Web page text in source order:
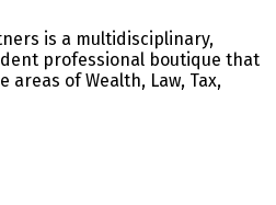
is a multidisciplinary,
professional boutique that
of Wealth, Law, Tax,